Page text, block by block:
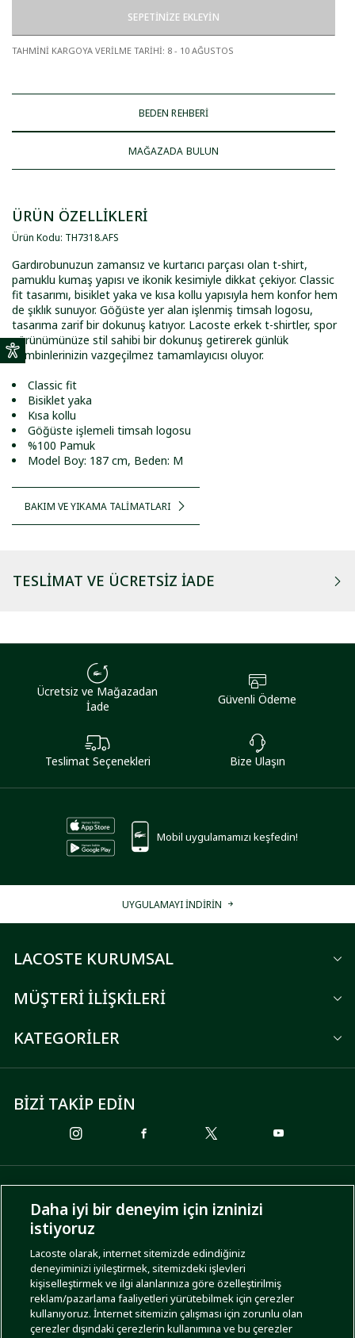
SEPETİNİZE EKLEYİN
TAHMİNİ KARGOYA VERİLME TARİHİ: 8 - 10 AĞUSTOS
BEDEN REHBERİ
MAĞAZADA BULUN
ÜRÜN ÖZELLİKLERİ
Ürün Kodu: TH7318.AFS
Gardırobunuzun zamansız ve kurtarıcı parçası olan t-shirt,
pamuklu kumaş yapısı ve ikonik kesimiyle dikkat çekiyor. Classic
fit tasarımı, bisiklet yaka ve kısa kollu yapısıyla hem konfor hem
de şıklık sunuyor. Göğüste yer alan işlenmiş timsah logosu,
tasarıma zarif bir dokunuş katıyor. Lacoste erkek t-shirtler, spor
görünümünüze stil sahibi bir dokunuş getirerek günlük
kombinlerinizin vazgeçilmez tamamlayıcısı oluyor.
Classic fit
Bisiklet yaka
Kısa kollu
Göğüste işlemeli timsah logosu
%100 Pamuk
Model Boy: 187 cm, Beden: M
BAKIM VE YIKAMA TALİMATLARI
TESLIMAT VE ÜCRETSIZ İADE
Ücretsiz ve Mağazadan
İade
Güvenli Ödeme
Teslimat Seçenekleri Bize Ulaşın
Mobil uygulamamızı keşfedin!
UYGULAMAYI İNDİRİN
LACOSTE KURUMSAL
MÜŞTERİ İLİŞKİLERİ
KATEGORİLER
BİZİ TAKİP EDİN
ÖDEME SEÇENEKLERİ
KARGO SEÇENEKLERİ
Daha iyi bir deneyim için izninizi
istiyoruz
Lacoste olarak, internet sitemizde edindiğiniz
deneyiminizi iyileştirmek, sitemizdeki işlevleri
kişiselleştirmek ve ilgi alanlarınıza göre özelleştirilmiş
reklam/pazarlama faaliyetleri yürütebilmek için çerezler
kullanıyoruz. İnternet sitemizin çalışması için zorunlu olan
çerezler dışındaki çerezlerin kullanımına ve bu çerezler